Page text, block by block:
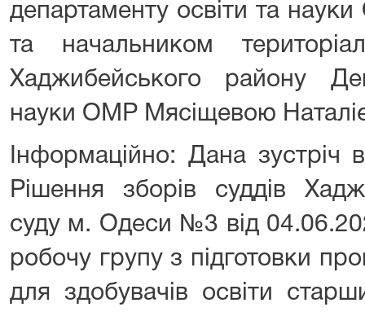
департаменту освіти та
та начальником
Хаджибейського району
науки ОМР Мясіщевою
Інформаційно: Дана зустріч
Рішення зборів суддів
суду м. Одеси №3 від
робочу групу з підготовки
для здобувачів освіти